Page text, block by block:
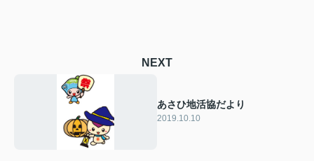
NEXT
あさひ地活協だより
2019.10.10